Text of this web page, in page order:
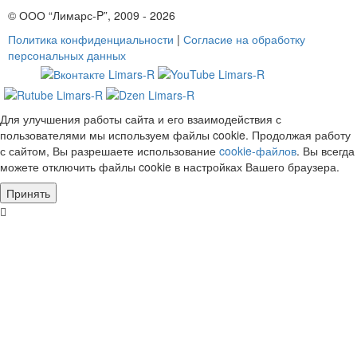
© ООО “Лимарс-P”, 2009 - 2026
Политика конфиденциальности | Согласие на обработку
персональных данных
Для улучшения работы сайта и его взаимодействия с
пользователями мы используем файлы cookie. Продолжая работу
с сайтом, Вы разрешаете использование cookie-файлов. Вы всегда
можете отключить файлы cookie в настройках Вашего браузера.
Принять